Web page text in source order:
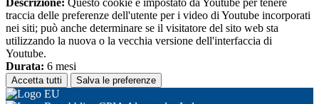
Descrizione: Questo cookie è impostato da Youtube per tenere
traccia delle preferenze dell'utente per i video di Youtube incorporati
nei siti; può anche determinare se il visitatore del sito web sta
utilizzando la nuova o la vecchia versione dell'interfaccia di
Youtube.
Durata: 6 mesi
Accetta tutti Salva le preferenze